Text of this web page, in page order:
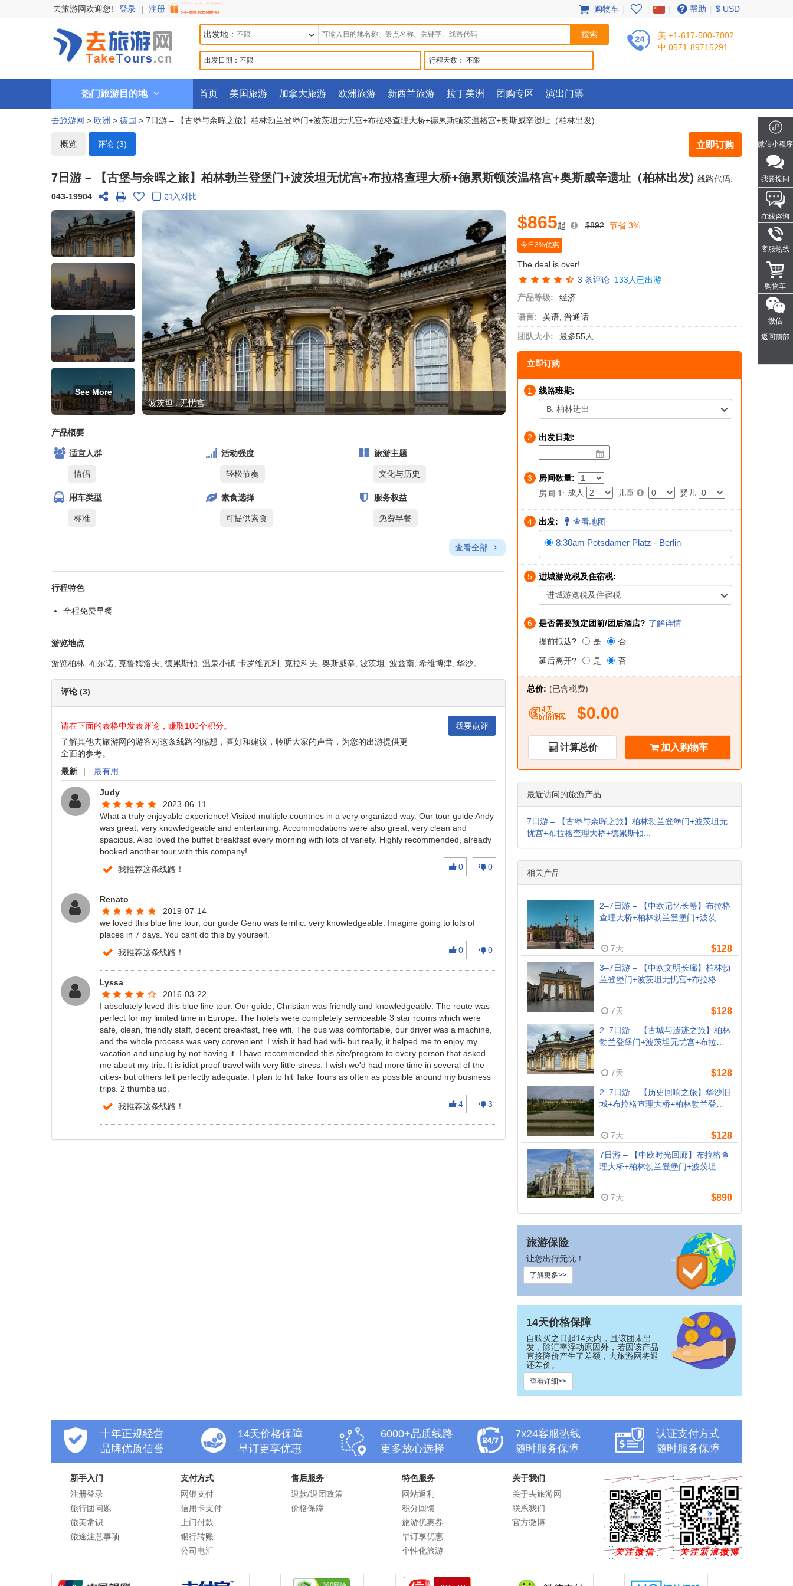
去旅游网欢迎您! 登录 | 注册 购物车 帮助 $ USD
出发地：
出发日期： 不限 行程天数： 不限
美 +1-617-500-7002
中 0571-89715291
热门旅游目的地 首页 美国旅游 加拿大旅游 欧洲旅游 新西兰旅游 拉丁美洲 团购专区 演出门票
去旅游网 > 欧洲 > 德国 > 7日游 – 【古堡与余晖之旅】柏林勃兰登堡门+波茨坦无忧宫+布拉格查理大桥+德累斯顿茨温格宫+奥斯威辛遗址（柏林出发)
概览 评论 (3) 立即订购
7日游 – 【古堡与余晖之旅】柏林勃兰登堡门+波茨坦无忧宫+布拉格查理大桥+德累斯顿茨温格宫+奥斯威辛遗址（柏林出发) 线路代码:
043-19904
加入对比
See More
波茨坦 : 无忧宫
产品概要
适宜人群
情侣
活动强度
轻松节奏
旅游主题
文化与历史
用车类型
标准
素食选择
可提供素食
服务权益
免费早餐
查看全部
行程特色
全程免费早餐
游览地点
游览柏林, 布尔诺, 克鲁姆洛夫, 德累斯顿, 温泉小镇-卡罗维瓦利, 克拉科夫, 奥斯威辛, 波茨坦, 波兹南, 希维博津, 华沙。
评论 (3)
请在下面的表格中发表评论，赚取100个积分。
我要点评
了解其他去旅游网的游客对这条线路的感想，喜好和建议，聆听大家的声音，为您的出游提供更
全面的参考。
最新
| 最有用
Judy
2023-06-11
What a truly enjoyable experience! Visited multiple countries in a very organized way. Our tour guide Andy
was great, very knowledgeable and entertaining. Accommodations were also great, very clean and
spacious. Also loved the buffet breakfast every morning with lots of variety. Highly recommended, already
booked another tour with this company!
我推荐这条线路！
0
0
Renato
2019-07-14
we loved this blue line tour, our guide Geno was terrific. very knowledgeable. Imagine going to lots of
places in 7 days. You cant do this by yourself.
我推荐这条线路！
0
0
Lyssa
2016-03-22
I absolutely loved this blue line tour. Our guide, Christian was friendly and knowledgeable. The route was
perfect for my limited time in Europe. The hotels were completely serviceable 3 star rooms which were
safe, clean, friendly staff, decent breakfast, free wifi. The bus was comfortable, our driver was a machine,
and the whole process was very convenient. I wish it had had wifi- but really, it helped me to enjoy my
vacation and unplug by not having it. I have recommended this site/program to every person that asked
me about my trip. It is idiot proof travel with very little stress. I wish we'd had more time in several of the
cities- but others felt perfectly adequate. I plan to hit Take Tours as often as possible around my business
trips. 2 thumbs up.
我推荐这条线路！
3
4
$865起 $892 节省 3%
今日3%优惠
The deal is over!
3 条评论 133人已出游
产品等级:
经济
语言: 英语; 普通话
团队大小: 最多55人
立即订购
1
线路班期:
B: 柏林进出
2 出发日期:
3
房间数量:
房间 1: 成人 儿童 婴儿
4 出发: 查看地图
8:30am Potsdamer Platz - Berlin
5
进城游览税及住宿税:
进城游览税及住宿税
6 是否需要预定团前/团后酒店? 了解详情
提前抵达?
是 否
延后离开? 是 否
总价: (已含税费)
$0.00
计算总价 加入购物车
最近访问的旅游产品
7日游 – 【古堡与余晖之旅】柏林勃兰登堡门+波茨坦无
忧宫+布拉格查理大桥+德累斯顿...
相关产品
2–7日游 – 【中欧记忆长卷】布拉格
查理大桥+柏林勃兰登堡门+波茨坦
7天 $128
3–7日游 – 【中欧文明长廊】柏林勃
兰登堡门+波茨坦无忧宫+布拉格古
7天 $128
2–7日游 – 【古城与遗迹之旅】柏林
勃兰登堡门+波茨坦无忧宫+布拉格
7天 $128
2–7日游 – 【历史回响之旅】华沙旧
城+布拉格查理大桥+柏林勃兰登堡
7天 $128
7日游 – 【中欧时光回廊】布拉格查
理大桥+柏林勃兰登堡门+波茨坦无
7天 $890
旅游保险
让您出行无忧！
了解更多>>
14天价格保障
自购买之日起14天内，且该团未出
发，除汇率浮动原因外，若因该产品
直接降价产生了差额，去旅游网将退
还差价。
查看详细>>
微信小程序
我要提问
在线咨询
客服热线
购物车
微信
返回顶部
十年正规经营
品牌优质信誉
14天价格保障
早订更享优惠
6000+品质线路
更多放心选择
7x24客服热线
随时服务保障
认证支付方式
随时服务保障
新手入门
注册登录
旅行团问题
旅美常识
旅途注意事项
支付方式
网银支付
信用卡支付
上门付款
银行转账
公司电汇
售后服务
退款/退团政策
价格保障
特色服务
网站返利
积分回馈
旅游优惠券
早订享优惠
个性化旅游
关于我们
关于去旅游网
联系我们
官方微博
关注微信 关注新浪微博